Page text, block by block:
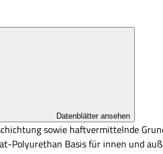
Datenblätter ansehen
sowie haftvermittelnde
Polyurethan Basis für innen und